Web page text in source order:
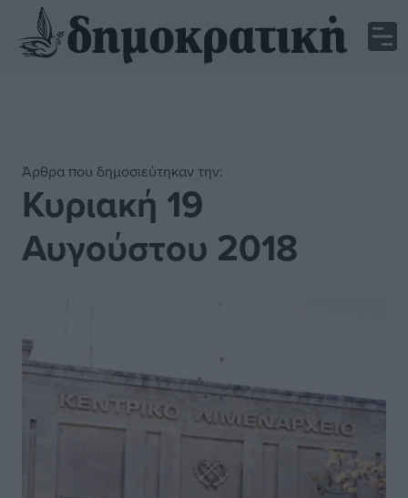
Άρθρα που δημοσιεύτηκαν την:
Κυριακή 19
Αυγούστου 2018